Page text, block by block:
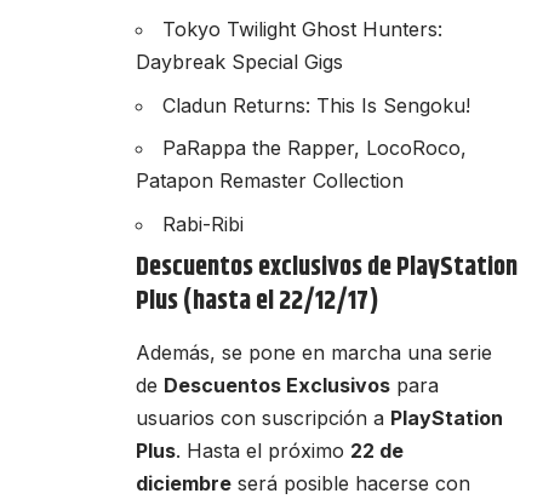
Tokyo Twilight Ghost Hunters:
Daybreak Special Gigs
Cladun Returns: This Is Sengoku!
PaRappa the Rapper, LocoRoco,
Patapon Remaster Collection
Rabi-Ribi
Descuentos exclusivos de PlayStation
Plus (hasta el 22/12/17)
Además, se pone en marcha una serie
de Descuentos Exclusivos para
usuarios con suscripción a PlayStation
Plus. Hasta el próximo 22 de
diciembre será posible hacerse con